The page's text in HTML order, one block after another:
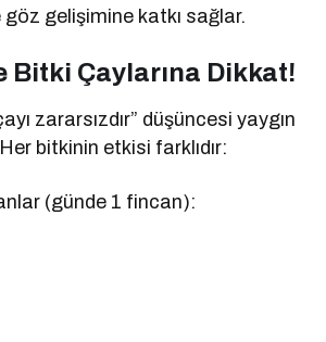
göz gelişimine katkı sağlar.
Bitki Çaylarına Dikkat!
zararsızdır” düşüncesi yaygın
Her bitkinin etkisi farklıdır:
(günde 1 fincan):